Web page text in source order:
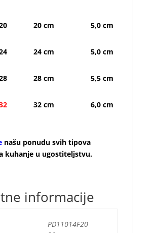
20 cm 5,0 cm
24 cm 5,0 cm
28 cm 5,5 cm
32 cm 6,0 cm
našu ponudu svih tipova
kuhanje u ugostiteljstvu.
informacije
PD11014F20